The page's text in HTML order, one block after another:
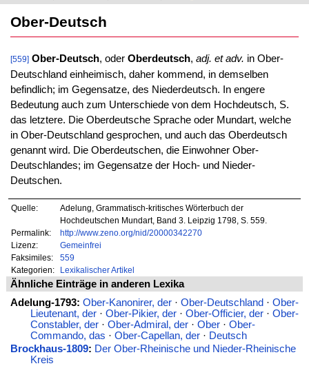
Ober-Deutsch
[559] Ober-Deutsch, oder Oberdeutsch, adj. et adv. in Ober-
Deutschland einheimisch, daher kommend, in demselben
befindlich; im Gegensatze, des Niederdeutsch. In engere
Bedeutung auch zum Unterschiede von dem Hochdeutsch, S.
das letztere. Die Oberdeutsche Sprache oder Mundart, welche
in Ober-Deutschland gesprochen, und auch das Oberdeutsch
genannt wird. Die Oberdeutschen, die Einwohner Ober-
Deutschlandes; im Gegensatze der Hoch- und Nieder-
Deutschen.
Quelle:
Adelung, Grammatisch-kritisches Wörterbuch der
Hochdeutschen Mundart, Band 3. Leipzig 1798, S. 559.
Permalink:
http://www.zeno.org/nid/20000342270
Lizenz:
Gemeinfrei
Faksimiles:
559
Kategorien:
Lexikalischer Artikel
Ähnliche Einträge in anderen Lexika
Adelung-1793: Ober-Kanonirer, der· Ober-Deutschland · Ober-
Lieutenant, der· Ober-Pikier, der· Ober-Officier, der· Ober-
Constabler, der· Ober-Admiral, der· Ober· Ober-
Commando, das · Ober-Capellan, der· Deutsch
Brockhaus-1809: Der Ober-Rheinische und Nieder-Rheinische
Kreis